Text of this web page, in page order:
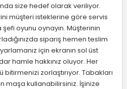
size hedef olarak veriliyor.
müşteri isteklerine göre servis
oyunu oynayın. Müşterinin
sipariş hemen teslim
için ekranın sol üst
hamle hakkınız oluyor. Her
zorlaştırıyor. Tabakları
maşa kullanabilirsiniz. İşinize